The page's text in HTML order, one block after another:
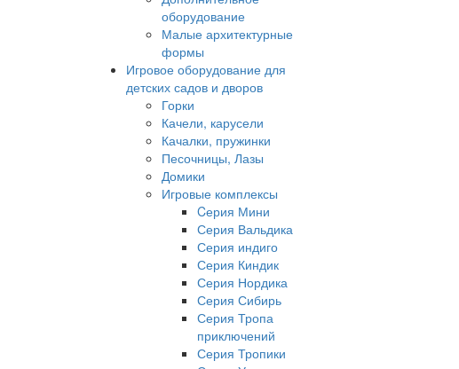
оборудование
Малые архитектурные
формы
Игровое оборудование для
детских садов и дворов
Горки
Качели, карусели
Качалки, пружинки
Песочницы, Лазы
Домики
Игровые комплексы
Cерия Мини
Серия Вальдика
Серия индиго
Серия Киндик
Серия Нордика
Серия Сибирь
Серия Тропа
приключений
Серия Тропики